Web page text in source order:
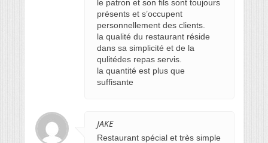
le patron et son fils sont toujours
présents et s’occupent
personnellement des clients.
la qualité du restaurant réside
dans sa simplicité et de la
qulitédes repas servis.
la quantité est plus que
suffisante
JAKE
Restaurant spécial et très simple